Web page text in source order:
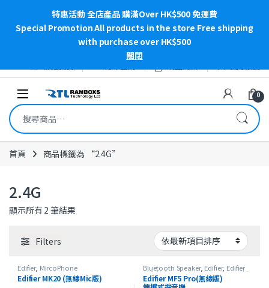
特惠活動 全店產品 購滿Over HK$500 免運費
Special Promotion All products in the store Free shipping
with purchase over HK$500
關閉
Open 0
搜尋關鍵字:
首頁 商品標籤為 “2.4G”
2.4G
顯示所有 2 筆結果依最新項目排序
Filters
Edifier, MircoPhone
Edifier MK20 (無線Mic版)
Bluetooth Speaker, Edifier, Edifier
流動擴音機,Portable Speaker 最新
產品
Edifier MF5 Pro(無線版)